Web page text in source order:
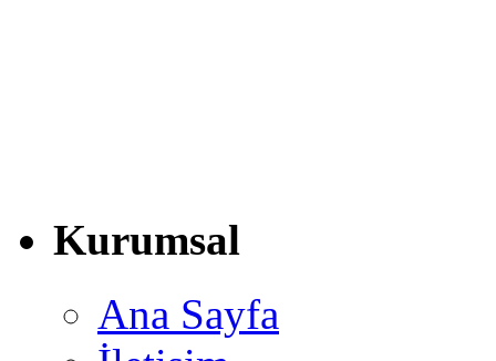
Kurumsal
Ana Sayfa